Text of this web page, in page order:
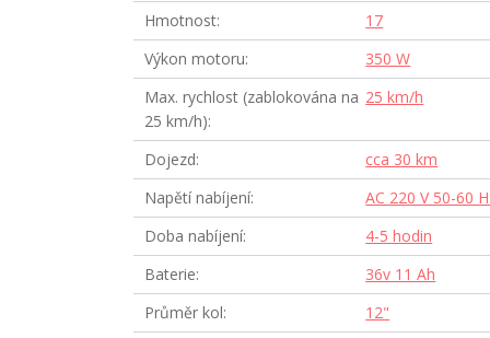
Hmotnost
17
Výkon motoru
350 W
Max. rychlost (zablokována na
25 km/h)
25 km/h
Dojezd
cca 30 km
Napětí nabíjení
AC 220 V 50-60
Doba nabíjení
4-5 hodin
Baterie
36v 11 Ah
Průměr kol
12"